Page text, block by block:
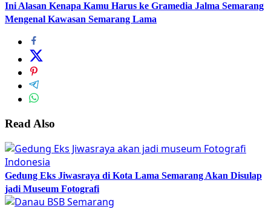
Ini Alasan Kenapa Kamu Harus ke Gramedia Jalma Semarang
Mengenal Kawasan Semarang Lama
Read Also
Gedung Eks Jiwasraya di Kota Lama Semarang Akan Disulap
jadi Museum Fotografi